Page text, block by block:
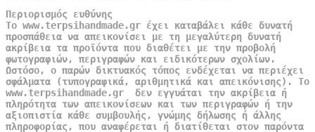
Περιορισμός ευθύνης
Το www.terpsihandmade.gr έχει καταβάλει κάθε δυνατή
προσπάθεια να απεικονίσει με τη μεγαλύτερη δυνατή
ακρίβεια τα προϊόντα που διαθέτει με την προβολή
φωτογραφιών, περιγραφών και ειδικότερων σχολίων.
Ωστόσο, ο παρών δικτυακός τόπος ενδέχεται να περιέχει
σφάλματα (τυπογραφικά, αριθμητικά και απεικόνισης). Το
www.terpsihandmade.gr δεν εγγυάται την ακρίβεια ή
πληρότητα των απεικονίσεων και των περιγραφών ή την
αξιοπιστία κάθε συμβουλής, γνώμης δήλωσης ή άλλης
πληροφορίας, που αναφέρεται ή διατίθεται στον παρόντα